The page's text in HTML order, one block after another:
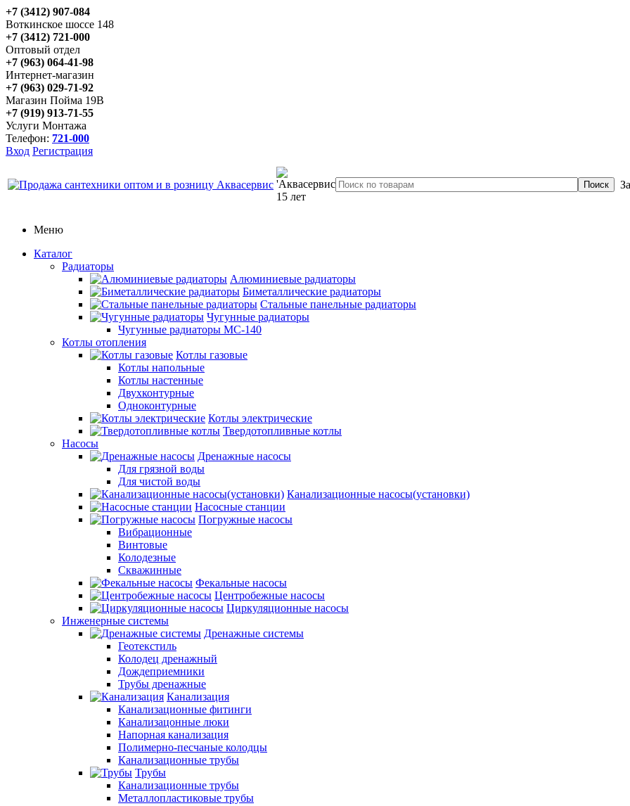
+7 (3412) 907-084
Воткинское шоссе 148
+7 (3412) 721-000
Оптовый отдел
+7 (963) 064-41-98
Интернет-магазин
+7 (963) 029-71-92
Магазин Пойма 19В
+7 (919) 913-71-55
Услуги Монтажа
Телефон: 721-000
Вход Регистрация
Меню
Каталог
Радиаторы
Алюминиевые радиаторы
Биметаллические радиаторы
Стальные панельные радиаторы
Чугунные радиаторы
Чугунные радиаторы МС-140
Котлы отопления
Котлы газовые
Котлы напольные
Котлы настенные
Двухконтурные
Одноконтурные
Котлы электрические
Твердотопливные котлы
Насосы
Дренажные насосы
Для грязной воды
Для чистой воды
Канализационные насосы(установки)
Насосные станции
Погружные насосы
Вибрационные
Винтовые
Колодезные
Скважинные
Фекальные насосы
Центробежные насосы
Циркуляционные насосы
Инженерные системы
Дренажные системы
Геотекстиль
Колодец дренажный
Дождеприемники
Трубы дренажные
Канализация
Канализационные фитинги
Канализацонные люки
Напорная канализация
Полимерно-песчаные колодцы
Канализационные трубы
Трубы
Канализационные трубы
Металлопластиковые трубы